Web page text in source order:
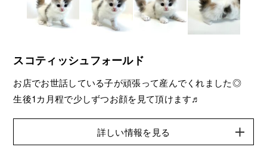
スコティッシュフォールド
お店でお世話している子が頑張って産んでくれました◎
生後1カ月程で少しずつお顔を見て頂けます♬
詳しい情報を見る